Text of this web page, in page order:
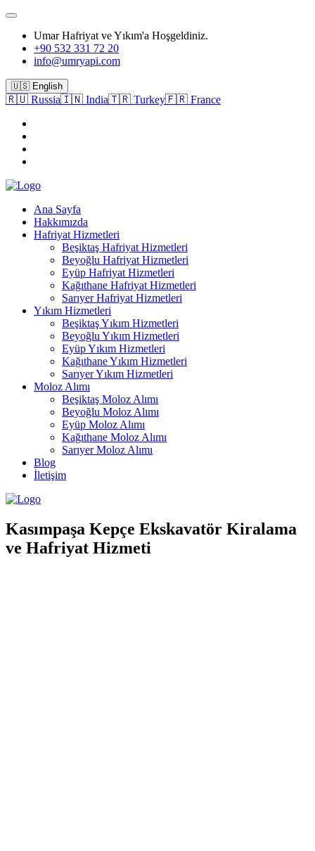
Umar Hafriyat ve Yıkım'a Hoşgeldiniz.
+90 532 331 72 20
info@umryapi.com
🇺🇸 English
🇷🇺 Russia🇮🇳 India🇹🇷 Turkey🇫🇷 France
Ana Sayfa
Hakkımızda
Hafriyat Hizmetleri
Beşiktaş Hafriyat Hizmetleri
Beyoğlu Hafriyat Hizmetleri
Eyüp Hafriyat Hizmetleri
Kağıthane Hafriyat Hizmetleri
Sarıyer Hafriyat Hizmetleri
Yıkım Hizmetleri
Beşiktaş Yıkım Hizmetleri
Beyoğlu Yıkım Hizmetleri
Eyüp Yıkım Hizmetleri
Kağıthane Yıkım Hizmetleri
Sarıyer Yıkım Hizmetleri
Moloz Alımı
Beşiktaş Moloz Alımı
Beyoğlu Moloz Alımı
Eyüp Moloz Alımı
Kağıthane Moloz Alımı
Sarıyer Moloz Alımı
Blog
İletişim
Kasımpaşa Kepçe Ekskavatör Kiralama
ve Hafriyat Hizmeti